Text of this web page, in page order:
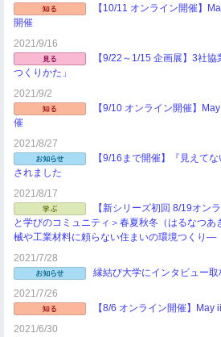
【10/11 オンライン開催】
開催
2021/9/16
【9/22～1/15 企画展】3社
つくりかた」
2021/9/2
【9/10 オンライン開催】
催
2021/8/27
【9/16まで開催】『見えて
されました
2021/8/17
【新シリーズ初回 8/19オ
と学びのコミュニティ＞春夏秋冬（はるなつ
械や工業材料に頼らない住まいの環境つくり―
2021/7/28
縁結び大学にインタビュー取
2021/7/26
【8/6 オンライン開催】
2021/6/30